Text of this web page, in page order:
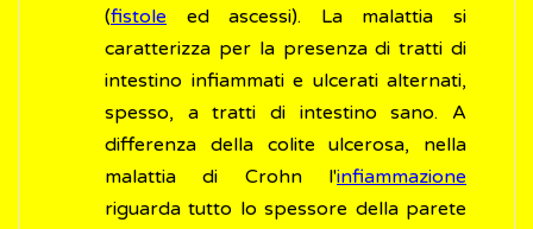
(fistole ed ascessi). La malattia si
caratterizza per la presenza di tratti di
intestino infiammati e ulcerati alternati,
spesso, a tratti di intestino sano. A
differenza della colite ulcerosa, nella
malattia di Crohn l'infiammazione
riguarda tutto lo spessore della parete